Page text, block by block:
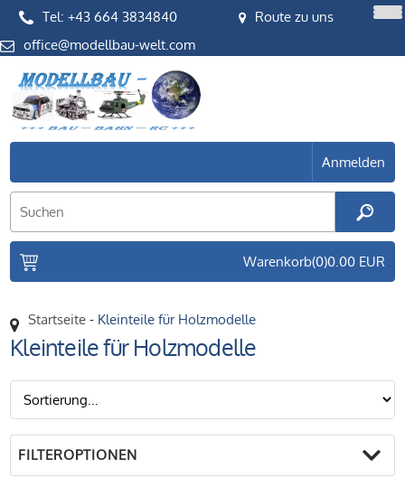
Tel: +43 664 3834840
office
Route zu uns
Anmelden
Warenkorb(0)0.00 EUR
Startseite - Kleinteile für Holzmodelle
Kleinteile für Holzmodelle
FILTEROPTIONEN